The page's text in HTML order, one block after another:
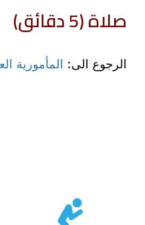
صلاة (5 دقائق)
الرجوع الى: المأمورية